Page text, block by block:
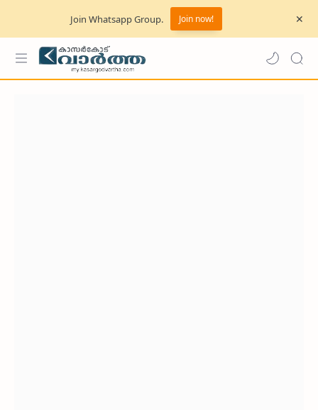
Join Whatsapp Group. Join now!